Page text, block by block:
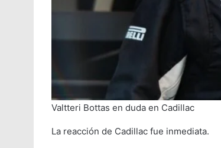
Valtteri Bottas en duda en Cadillac
La reacción de Cadillac fue inmediata.